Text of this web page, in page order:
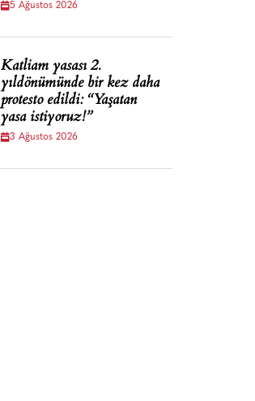
5 Ağustos 2026
Katliam yasası 2.
yıldönümünde bir kez daha
protesto edildi: “Yaşatan
yasa istiyoruz!”
3 Ağustos 2026